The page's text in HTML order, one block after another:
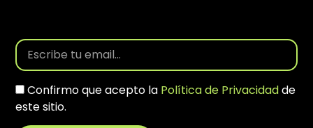
Confirmo que acepto la Política de Privacidadde
este sitio.